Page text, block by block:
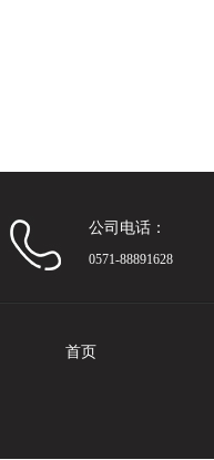
公司电话：
0571-88891628
首页